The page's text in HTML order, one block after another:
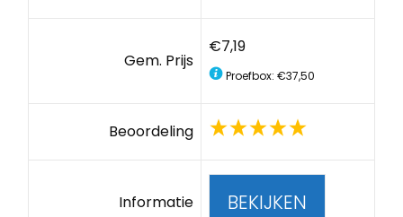
Gem. Prijs
€7,19
Proefbox: €37,50
Beoordeling
Informatie BEKIJKEN